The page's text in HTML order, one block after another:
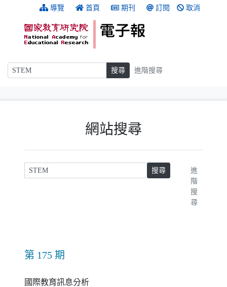
跳到主要內容 導覽 首頁 期刊 訂閱 取消
搜尋 搜尋 進階搜尋
網站搜尋
請輸入關鍵字 搜尋
進
階
搜
尋
第 175 期
國際教育訊息分析